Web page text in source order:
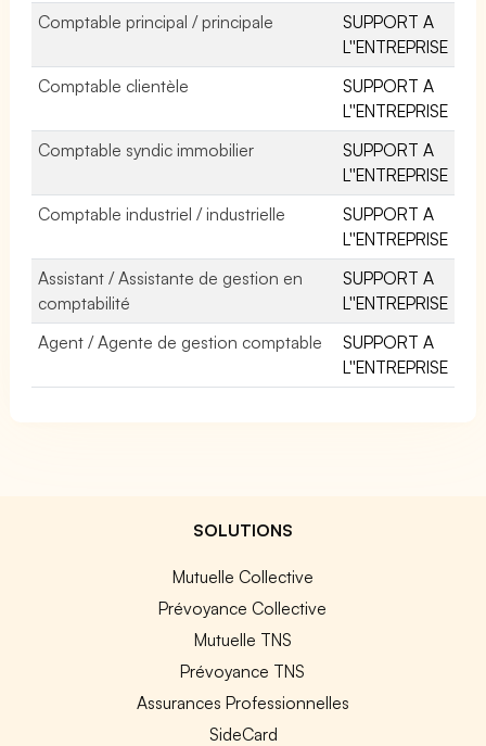
Comptable principal / principale
SUPPORT A
L''ENTREPRISE
Comptable clientèle
SUPPORT A
L''ENTREPRISE
Comptable syndic immobilier
SUPPORT A
L''ENTREPRISE
Comptable industriel / industrielle
SUPPORT A
L''ENTREPRISE
Assistant / Assistante de gestion en
comptabilité
SUPPORT A
L''ENTREPRISE
Agent / Agente de gestion comptable
SUPPORT A
L''ENTREPRISE
SOLUTIONS
Mutuelle Collective
Prévoyance Collective
Mutuelle TNS
Prévoyance TNS
Assurances Professionnelles
SideCard